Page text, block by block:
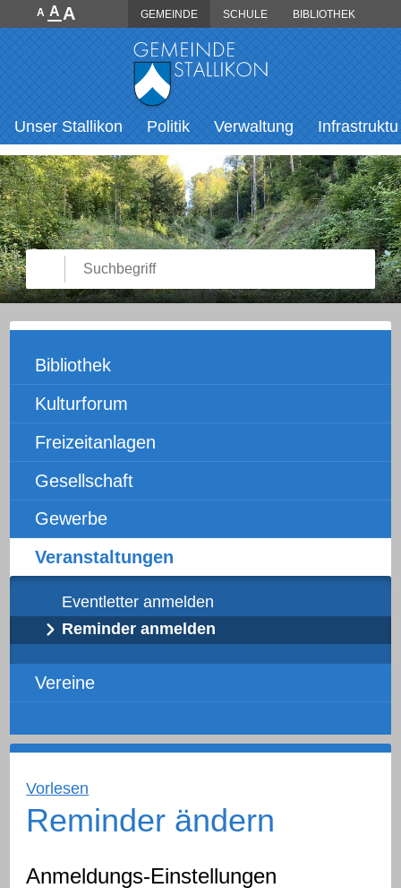
Direkt zum Inhalt springen
A A A GEMEINDE SCHULE BIBLIOTHEK
Hauptnavigation
Unser Stallikon Politik Verwaltung
Suchbegriff
Suche starten
Unternavigation
Bibliothek
Kulturforum
Freizeitanlagen
Gesellschaft
Gewerbe
Veranstaltungen
Eventletter anmelden
Reminder anmelden
Vereine
Vorlesen
Reminder ändern
Anmeldungs-Einstellungen